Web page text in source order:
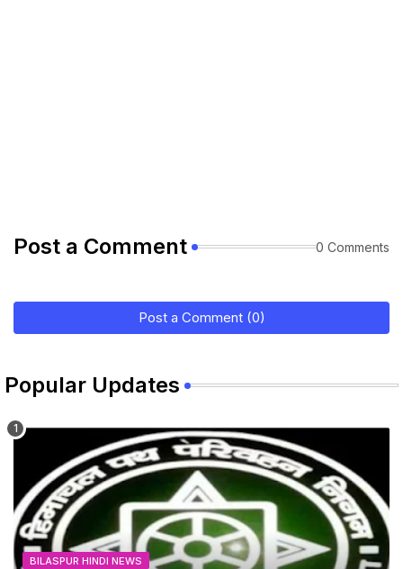
Post a Comment 0 Comments
Post a Comment (0)
Popular Updates
BILASPUR HINDI NEWS